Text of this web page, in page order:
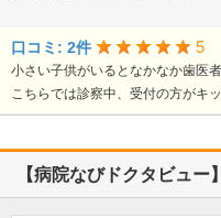
口コミ: 2件 5
小さい子供がいるとなかなか歯医
こちらでは診察中、受付の方がキ
【病院なびドクタビュー